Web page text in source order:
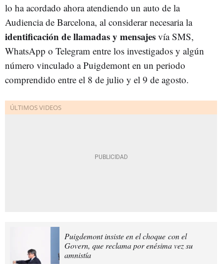
lo ha acordado ahora atendiendo un auto de la
Audiencia de Barcelona, al considerar necesaria la
identificación de llamadas y mensajes vía SMS,
WhatsApp o Telegram entre los investigados y algún
número vinculado a Puigdemont en un periodo
comprendido entre el 8 de julio y el 9 de agosto.
Puigdemont insiste en el choque con el
Govern, que reclama por enésima vez su
amnistía